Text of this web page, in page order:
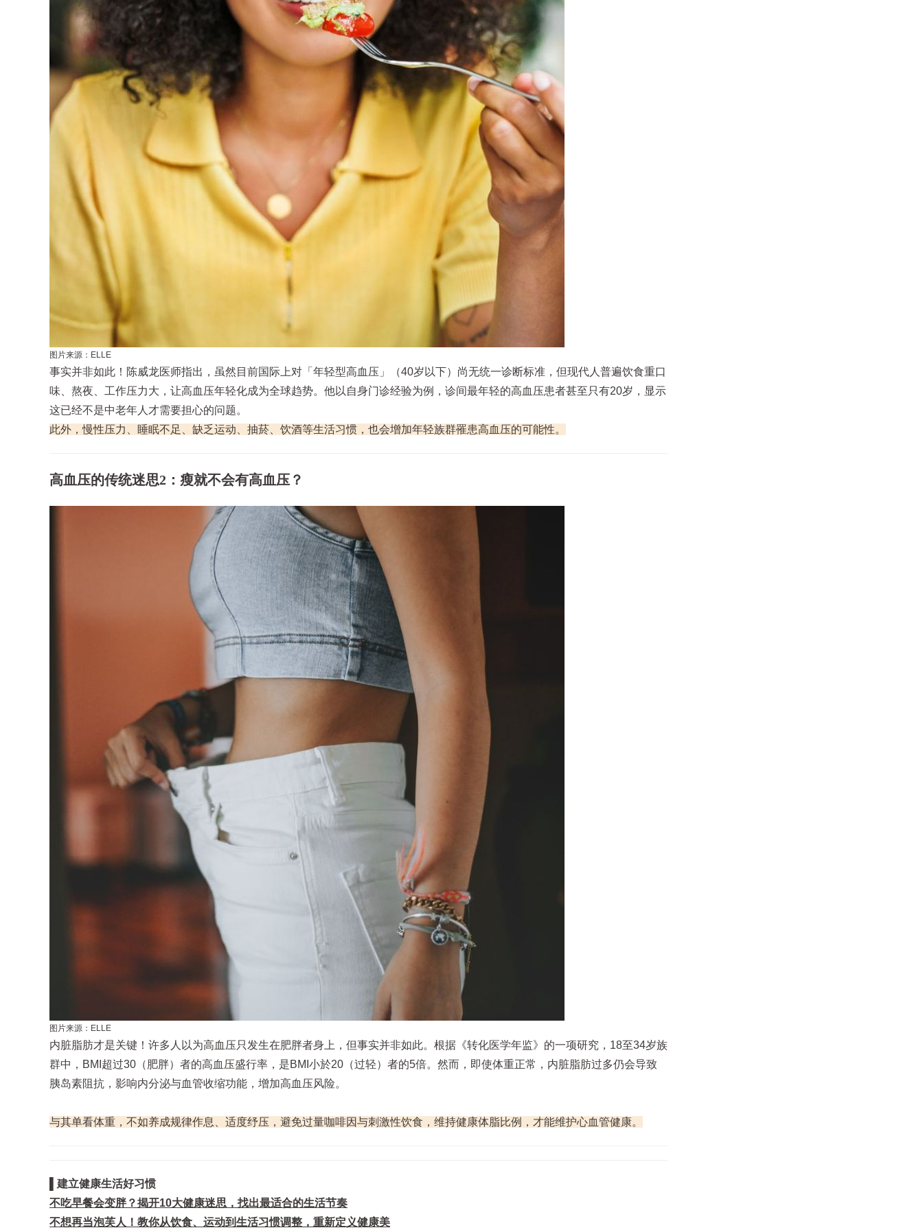
图片来源：ELLE
事实并非如此！陈威龙医师指出，虽然目前国际上对「年轻型高血压」（40岁以下）尚无统一诊断标准，但现代人普遍饮食重口
味、熬夜、工作压力大，让高血压年轻化成为全球趋势。他以自身门诊经验为例，诊间最年轻的高血压患者甚至只有20岁，显示
这已经不是中老年人才需要担心的问题。
此外，慢性压力、睡眠不足、缺乏运动、抽菸、饮酒等生活习惯，也会增加年轻族群罹患高血压的可能性。
高血压的传统迷思2：瘦就不会有高血压？
图片来源：ELLE
内脏脂肪才是关键！许多人以为高血压只发生在肥胖者身上，但事实并非如此。根据《转化医学年监》的一项研究，18至34岁族
群中，BMI超过30（肥胖）者的高血压盛行率，是BMI小於20（过轻）者的5倍。然而，即使体重正常，内脏脂肪过多仍会导致
胰岛素阻抗，影响内分泌与血管收缩功能，增加高血压风险。
与其单看体重，不如养成规律作息、适度纾压，避免过量咖啡因与刺激性饮食，维持健康体脂比例，才能维护心血管健康。
▌建立健康生活好习惯
不吃早餐会变胖？揭开10大健康迷思，找出最适合的生活节奏
不想再当泡芙人！教你从饮食、运动到生活习惯调整，重新定义健康美